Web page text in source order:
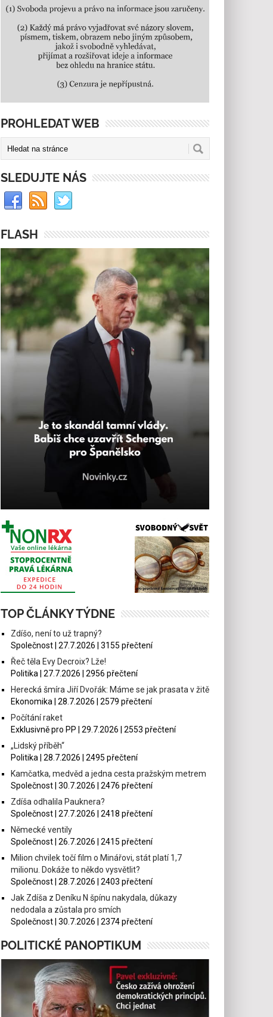
PROHLEDAT WEB
SLEDUJTE NÁS
FLASH
TOP ČLÁNKY TÝDNE
Zdíšo, není to už trapný?
Společnost | 27.7.2026 | 3155 přečtení
Řeč těla Evy Decroix? Lže!
Politika | 27.7.2026 | 2956 přečtení
Herecká šmíra Jiří Dvořák: Máme se jak prasata v žitě
Ekonomika | 28.7.2026 | 2579 přečtení
Počítání raket
Exklusivně pro PP | 29.7.2026 | 2553 přečtení
„Lidský příběh“
Politika | 28.7.2026 | 2495 přečtení
Kamčatka, medvěd a jedna cesta pražským metrem
Společnost | 30.7.2026 | 2476 přečtení
Zdíša odhalila Pauknera?
Společnost | 27.7.2026 | 2418 přečtení
Německé ventily
Společnost | 26.7.2026 | 2415 přečtení
Milion chvilek točí film o Minářovi, stát platí 1,7
milionu. Dokáže to někdo vysvětlit?
Společnost | 28.7.2026 | 2403 přečtení
Jak Zdíša z Deníku N špínu nakydala, důkazy
nedodala a zůstala pro smích
Společnost | 30.7.2026 | 2374 přečtení
POLITICKÉ PANOPTIKUM